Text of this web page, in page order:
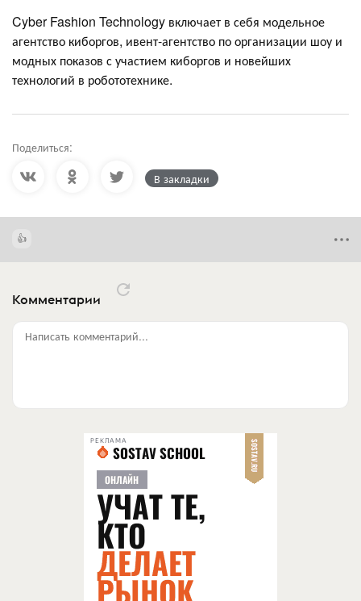
Cyber Fashion Technology включает в себя модельное
агентство киборгов, ивент-агентство по организации шоу и
модных показов с участием киборгов и новейших
технологий в робототехнике.
Поделиться:
В закладки
Комментарии
Написать комментарий...
РЕКЛАМА